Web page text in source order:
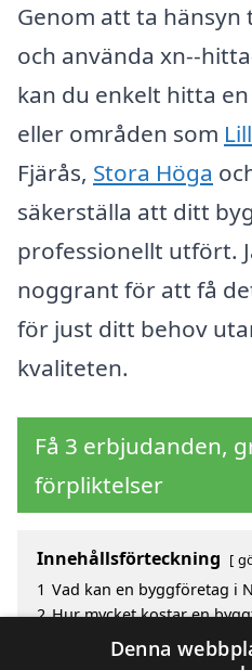
Genom att ta
och använda xn--
kan du enkelt hitta
eller områden som
Fjärås, Stora Höga
säkerställa att ditt
professionellt utfört.
noggrant för att få
för just ditt behov
kvaliteten.
Få 3 erbjudanden,
förpliktelser
Innehållsförteckning
1 Vad kan en byggföretag i
2 Hur mycket kostar en
Fördelar med att välja
Sök efter en skicklig
Denna